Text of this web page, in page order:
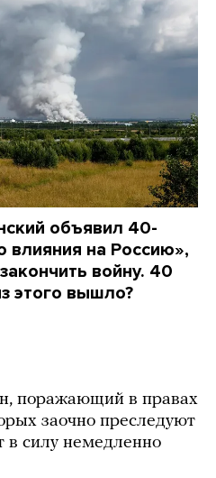
объявил 40-
на Россию»,
войну. 40
этого вышло?
поражающий в правах
заочно преследуют
в силу немедленно